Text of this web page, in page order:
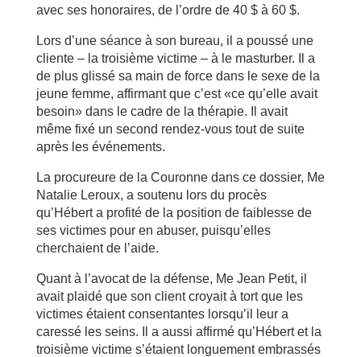
avec ses honoraires, de l’ordre de 40 $ à 60 $.
Lors d’une séance à son bureau, il a poussé une
cliente – la troisième victime – à le masturber. Il a
de plus glissé sa main de force dans le sexe de la
jeune femme, affirmant que c’est «ce qu’elle avait
besoin» dans le cadre de la thérapie. Il avait
même fixé un second rendez-vous tout de suite
après les événements.
La procureure de la Couronne dans ce dossier, Me
Natalie Leroux, a soutenu lors du procès
qu’Hébert a profité de la position de faiblesse de
ses victimes pour en abuser, puisqu’elles
cherchaient de l’aide.
Quant à l’avocat de la défense, Me Jean Petit, il
avait plaidé que son client croyait à tort que les
victimes étaient consentantes lorsqu’il leur a
caressé les seins. Il a aussi affirmé qu’Hébert et la
troisième victime s’étaient longuement embrassés